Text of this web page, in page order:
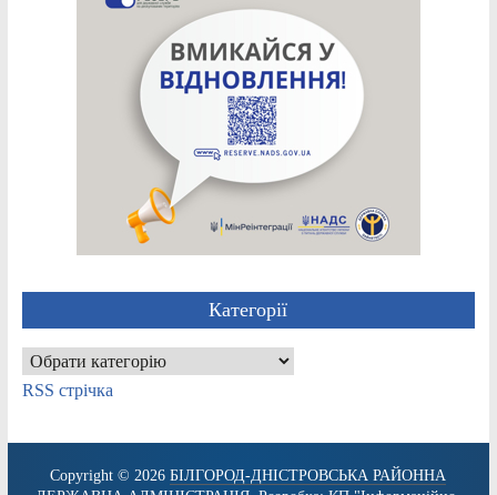
Категорії
Категорії
RSS стрічка
Copyright © 2026БІЛГОРОД-ДНІСТРОВСЬКА РАЙОННА